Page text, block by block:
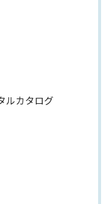
ルカタログ